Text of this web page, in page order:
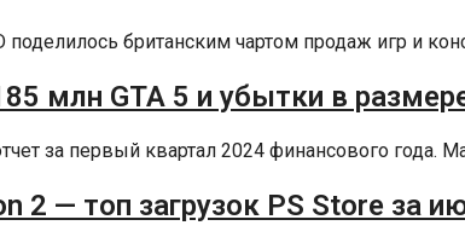
британским чартом продаж игр и
млн GTA 5 и убытки в
за первый квартал 2024 финансового года.
2 — топ загрузок PS Store за